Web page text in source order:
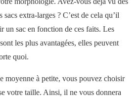
extra-larges ? C’est de cela qu’il
un sac en fonction de ces faits. Les
les plus avantagées, elles peuvent
quoi.
moyenne à petite, vous pouvez choisir
votre taille. Ainsi, il ne vous donnera